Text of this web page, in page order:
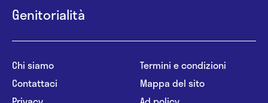
Genitorialità
Chi siamo
Contattaci
Termini e condizioni
Mappa del sito